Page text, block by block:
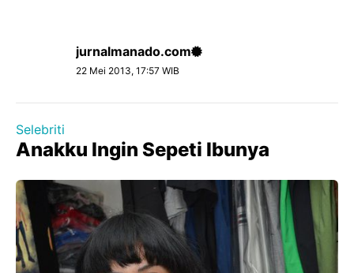
jurnalmanado.com
22 Mei 2013, 17:57 WIB
Selebriti
Anakku Ingin Sepeti Ibunya